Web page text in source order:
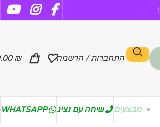
התחברות / הרשמה ₪
מבצעים שיחה עם נציג WHATSAPP